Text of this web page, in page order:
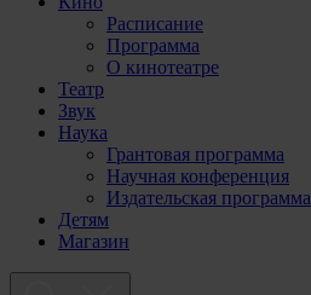
Расписание
Программа
О кинотеатре
Театр
Звук
Наука
Грантовая программа
Научная конференция
Издательская программа
Детям
Магазин